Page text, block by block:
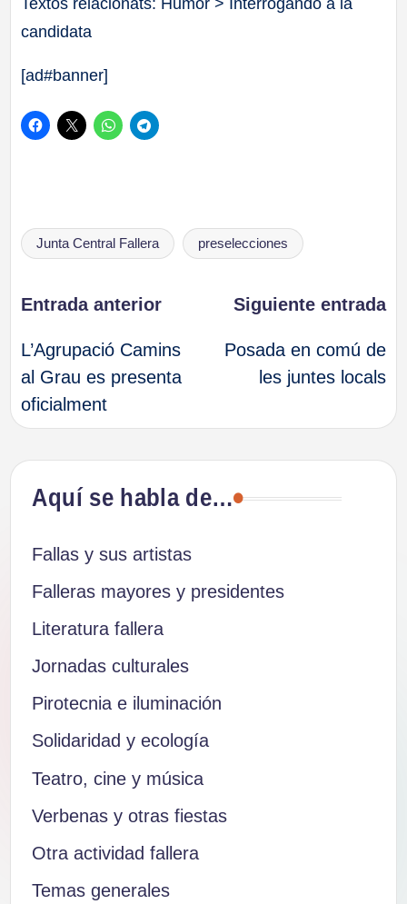
candidata
[ad#banner]
Etiquetas:
Junta Central Fallera preselecciones
Navegación
de
entradas
Entrada anterior
L’Agrupació Camins
al Grau es presenta
oficialment
Siguiente entrada
Posada en comú de
les juntes locals
Aquí se habla de…
Fallas y sus artistas
Falleras mayores y presidentes
Literatura fallera
Jornadas culturales
Pirotecnia e iluminación
Solidaridad y ecología
Teatro, cine y música
Verbenas y otras fiestas
Otra actividad fallera
Temas generales